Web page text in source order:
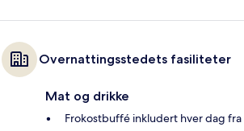
Overnattingsstedets fasiliteter
Mat og drikke
Frokostbuffé inkludert hver dag fra